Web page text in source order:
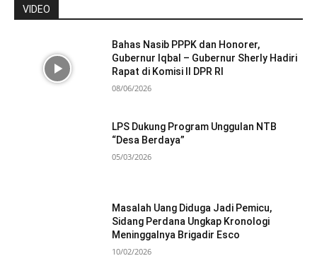
VIDEO
Bahas Nasib PPPK dan Honorer,
Gubernur Iqbal – Gubernur Sherly Hadiri
Rapat di Komisi II DPR RI
08/06/2026
LPS Dukung Program Unggulan NTB
“Desa Berdaya”
05/03/2026
Masalah Uang Diduga Jadi Pemicu,
Sidang Perdana Ungkap Kronologi
Meninggalnya Brigadir Esco
10/02/2026